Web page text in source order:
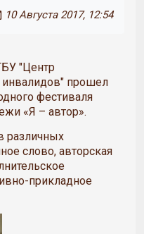
10 Августа 2017, 12:54
"Центр
инвалидов" прошел
фестиваля
«Я – автор».
различных
слово, авторская
прикладное